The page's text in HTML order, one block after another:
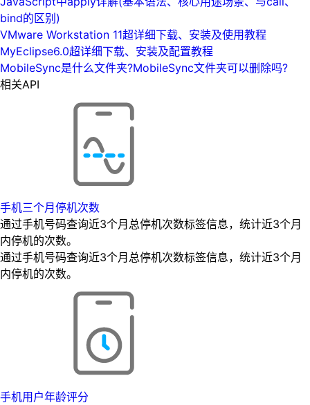
bind的区别)
VMware Workstation 11超详细下载、安装及使用教程
MyEclipse6.0超详细下载、安装及配置教程
MobileSync是什么文件夹?MobileSync文件夹可以删除吗?
相关API
手机三个月停机次数
通过手机号码查询近3个月总停机次数标签信息，统计近3个月
内停机的次数。
通过手机号码查询近3个月总停机次数标签信息，统计近3个月
内停机的次数。
手机用户年龄评分